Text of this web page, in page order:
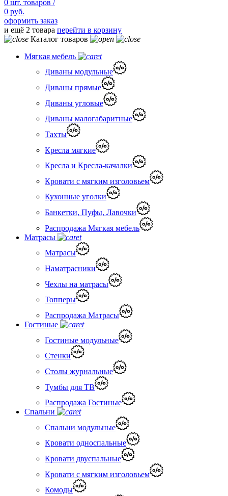
0 шт. товаров /
0 руб.
оформить заказ
и ещё 2 товара перейти в корзину
Каталог товаров
Мягкая мебель
Диваны модульные
Диваны прямые
Диваны угловые
Диваны малогабаритные
Тахты
Кресла мягкие
Кресла и Кресла-качалки
Кровати с мягким изголовьем
Кухонные уголки
Банкетки, Пуфы, Лавочки
Распродажа Мягкая мебель
Матрасы
Матрасы
Наматрасники
Чехлы на матрасы
Топперы
Распродажа Матрасы
Гостиные
Гостиные модульные
Стенки
Столы журнальные
Тумбы для ТВ
Распродажа Гостиные
Спальни
Спальни модульные
Кровати односпальные
Кровати двуспальные
Кровати с мягким изголовьем
Комоды